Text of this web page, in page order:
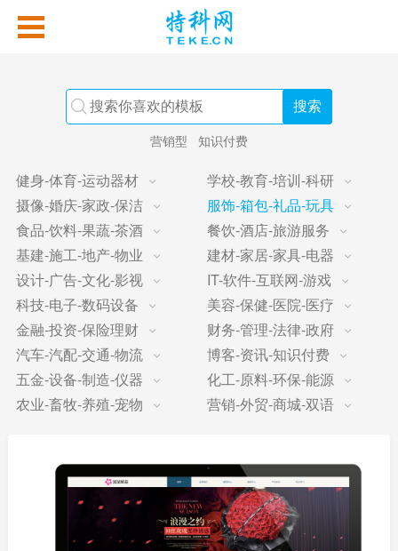
营销型 知识付费
健身-体育-运动器材
学校-教育-培训-科研
摄像-婚庆-家政-保洁
服饰-箱包-礼品-玩具
食品-饮料-果蔬-茶酒
餐饮-酒店-旅游服务
基建-施工-地产-物业
建材-家居-家具-电器
设计-广告-文化-影视
IT-软件-互联网-游戏
科技-电子-数码设备
美容-保健-医院-医疗
金融-投资-保险理财
财务-管理-法律-政府
汽车-汽配-交通-物流
博客-资讯-知识付费
五金-设备-制造-仪器
化工-原料-环保-能源
农业-畜牧-养殖-宠物
营销-外贸-商城-双语